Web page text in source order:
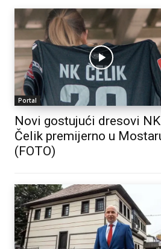
Portal
Novi gostujući dresovi NK
Čelik premijerno u
(FOTO)